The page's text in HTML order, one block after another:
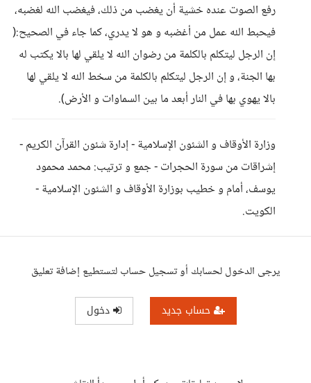
رفع الصوت عنده خشية أن يغضب من ذلك، فيغضب الله لغضبه،
فيحبط الله عمل من أغضبه و هو لا يدري، كما جاء في الصحيح:(
إن الرجل ليتكلم بالكلمة من رضوان الله لا يلقي لها بالا يكتب له
بها الجنة، و إن الرجل ليتكلم بالكلمة من سخط الله لا يلقي لها
بالا يهوي بها في النار أبعد ما بين السماوات و الأرض).
وزارة الأوقاف و الشئون الإسلامية - إدارة شئون القرآن الكريم -
إشراقات من سورة الحجرات - جمع و ترتيب: محمد محمود
يوسف، أمام و خطيب بوزارة الأوقاف و الشئون الإسلامية -
الكويت.
يرجى الدخول لحسابك أو تسجيل حساب لتستطيع إضافة تعليق
حساب جديد دخول